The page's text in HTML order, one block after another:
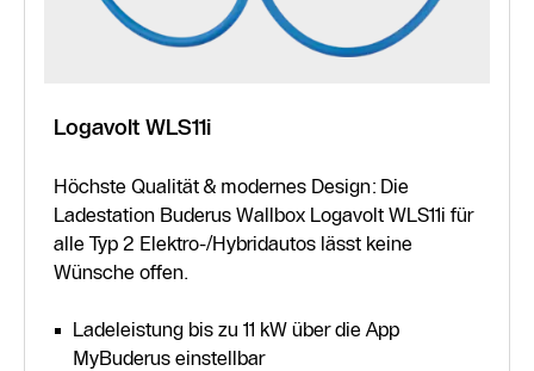
Logavolt WLS11i
Höchste Qualität & modernes Design: Die
Ladestation Buderus Wallbox Logavolt WLS11i für
alle Typ 2 Elektro-/Hybridautos lässt keine
Wünsche offen.
Ladeleistung bis zu 11 kW über die App
MyBuderus einstellbar